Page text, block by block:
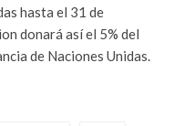
hasta el 31 de
donará así el 5% del
de Naciones Unidas.